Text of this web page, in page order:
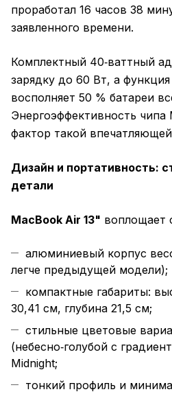
проработал 16 часов 38
заявленного времени.
Комплектный 40‑ваттный
зарядку до 60 Вт, а
восполняет 50 % батареи
Энергоэффективность
фактор такой
Дизайн и портативность:
детали
MacBook Air 13" воплощает
алюминиевый корпус
легче предыдущей модели);
компактные габариты:
30,41 см, глубина 21,5 см;
стильные цветовые
(небесно‑голубой с
Midnight;
тонкий профиль и